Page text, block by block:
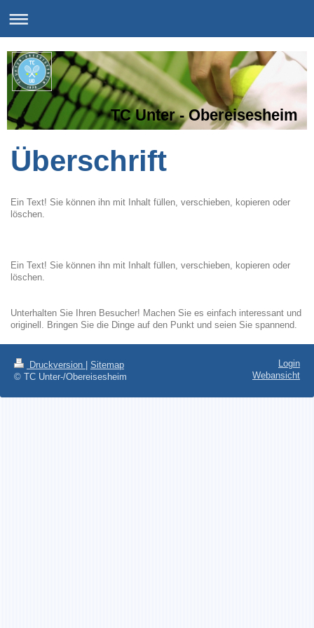
TC Unter - Obereisesheim
Überschrift
Ein Text! Sie können ihn mit Inhalt füllen, verschieben, kopieren oder
löschen.
Ein Text! Sie können ihn mit Inhalt füllen, verschieben, kopieren oder
löschen.
Unterhalten Sie Ihren Besucher! Machen Sie es einfach interessant und
originell. Bringen Sie die Dinge auf den Punkt und seien Sie spannend.
Druckversion
Sitemap
© TC Unter-/Obereisesheim
Login
Webansicht